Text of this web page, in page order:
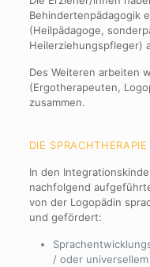
Behindertenpädagogik
(Heilpädagoge,
Heilerziehungspfleger)
Des Weiteren arbeiten
(Ergotherapeuten,
zusammen.
DIE SPRACHTHERAPIE
In den
nachfolgend
von der Logopädin
und gefördert:
/ oder universellem